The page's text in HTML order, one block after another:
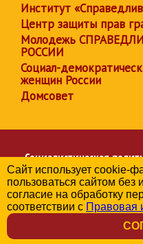
Институт
Центр защиты прав
Молодежь
РОССИИ
Социал-
женщин России
Домсовет
Социалистическая
Региональное
©
Политика в отношении
Сайт использует cookie-
пользоваться сайтом без
согласие на обработку
соответствии с Правовая